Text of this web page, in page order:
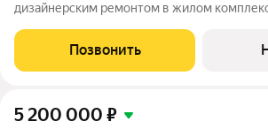
дизайнерским ремонтом в жилом
и изолированная спальня. При продаже
кухонный гарнитур с встроенной
Позвонить
5 200 000 ₽